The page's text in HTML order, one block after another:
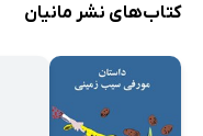
جرم
مانور
وحدت فرماندهی
کتاب‌های نشر مانیان